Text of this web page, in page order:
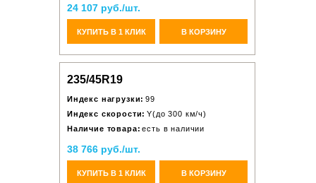
24 107 руб./шт.
КУПИТЬ В 1 КЛИК В КОРЗИНУ
235/45R19
Индекс нагрузки: 99
Индекс скорости: Y(до 300 км/ч)
Наличие товара: есть в наличии
38 766 руб./шт.
КУПИТЬ В 1 КЛИК В КОРЗИНУ